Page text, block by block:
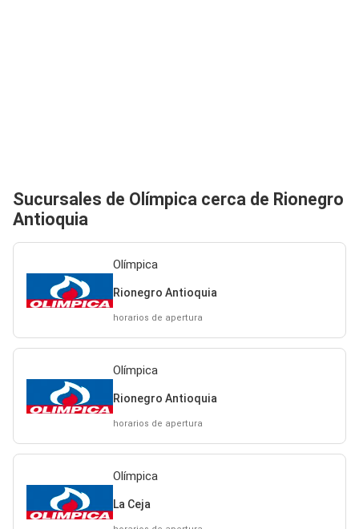
Sucursales de Olímpica cerca de Rionegro
Antioquia
Olímpica
Rionegro Antioquia
horarios de apertura
Olímpica
Rionegro Antioquia
horarios de apertura
Olímpica
La Ceja